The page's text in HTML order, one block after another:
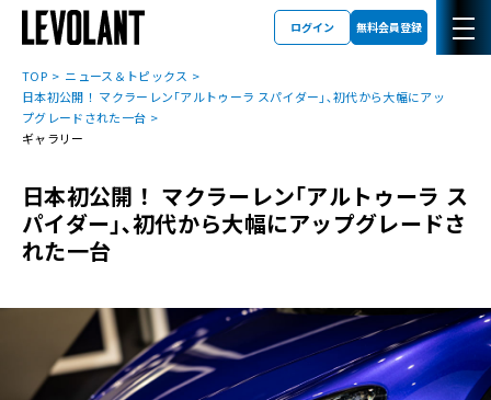
ログイン 無料会員登録
TOP
ニュース＆トピックス
日本初公開！ マクラーレン｢アルトゥーラ スパイダー｣､初代から大幅にアッ
プグレードされた一台
ギャラリー
日本初公開！ マクラーレン｢アルトゥーラ ス
パイダー｣､初代から大幅にアップグレードさ
れた一台